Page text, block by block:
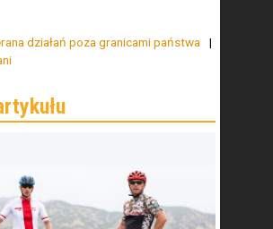
działań poza granicami państwa